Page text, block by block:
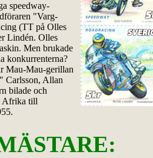
speedway-
"Varg-
(TT på Olles
Lindén. Olles
Men brukade
konkurrenterna?
Mau-Mau-gerillan
Carlsson, Allan
bilade och
Afrika till